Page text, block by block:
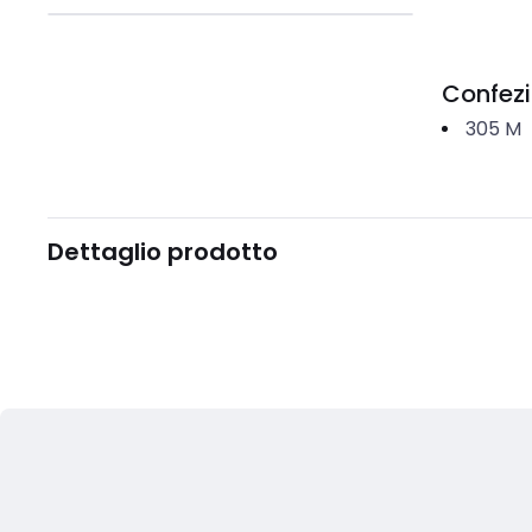
305 M
Dettaglio prodotto